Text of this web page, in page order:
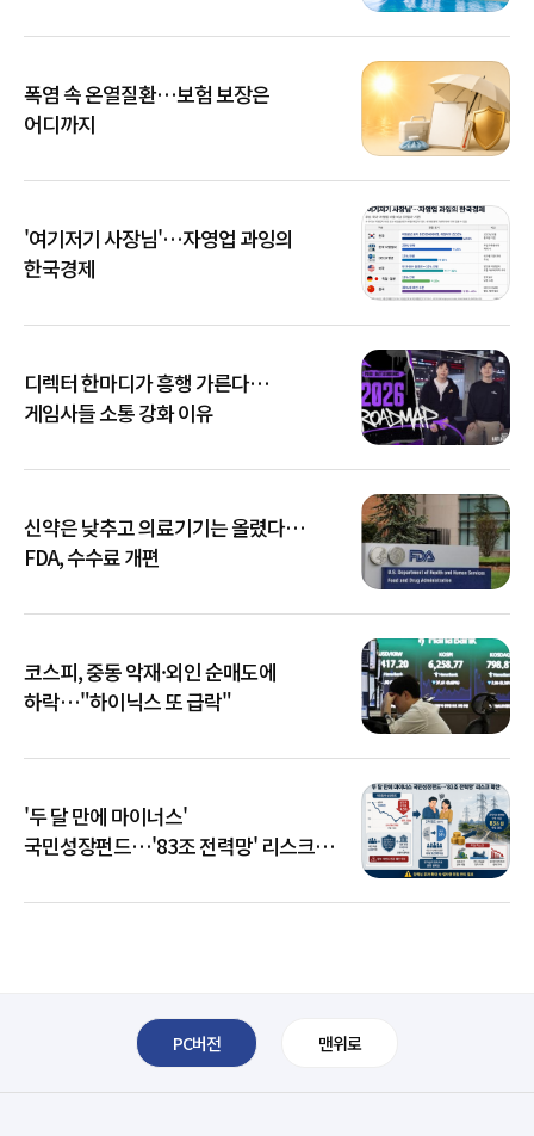
폭염 속 온열질환…보험 보장은
어디까지
'여기저기 사장님'…자영업 과잉의
한국경제
디렉터 한마디가 흥행 가른다…
게임사들 소통 강화 이유
신약은 낮추고 의료기기는 올렸다…
FDA, 수수료 개편
코스피, 중동 악재·외인 순매도에
하락…"하이닉스 또 급락"
'두 달 만에 마이너스'
국민성장펀드…'83조 전력망' 리스크
PC버전 맨위로